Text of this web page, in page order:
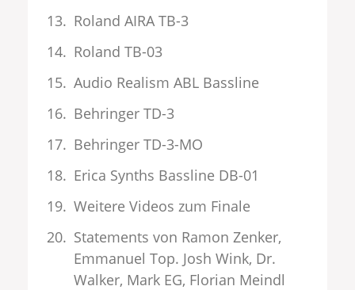
Roland AIRA TB-3
Roland TB-03
Audio Realism ABL Bassline
Behringer TD-3
Behringer TD-3-MO
Erica Synths Bassline DB-01
Weitere Videos zum Finale
Statements von Ramon Zenker,
Emmanuel Top. Josh Wink, Dr.
Walker, Mark EG, Florian Meindl